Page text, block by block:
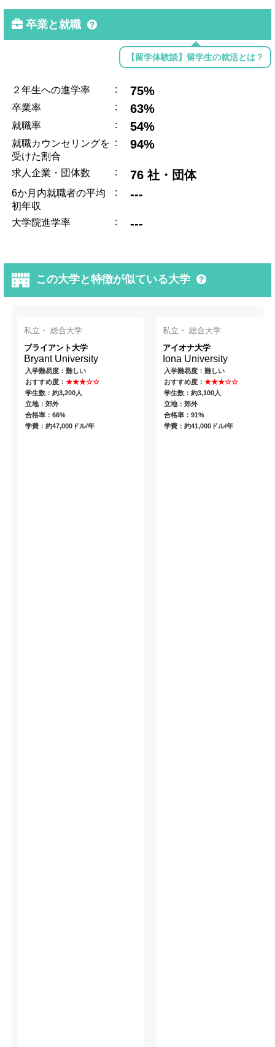
卒業と就職
【留学体験談】留学生の就活とは？
２年生への進学率 : 75%
卒業率 : 63%
就職率 : 54%
就職カウンセリングを
受けた割合
: 94%
求人企業・団体数 : 76 社・団体
6か月内就職者の平均
初年収
: ---
大学院進学率 : ---
この大学と特徴が似ている大学
私立・ 総合大学
ブライアント大学
Bryant University
入学難易度：難しい
おすすめ度：★★★☆☆
学生数：約3,200人
立地：郊外
合格率：66%
学費：約47,000ドル/年
私立・ 総合大学
アイオナ大学
Iona University
入学難易度：難しい
おすすめ度： ★★★☆☆
学生数：約3,100人
立地：郊外
合格率：91%
学費：約41,000ドル/年